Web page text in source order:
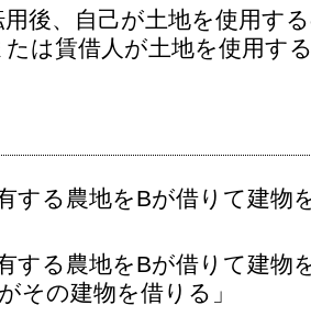
用後、自己が土地を使用す
は賃借人が土地を使用す
する農地をBが借りて建物
する農地をBが借りて建物
その建物を借りる」